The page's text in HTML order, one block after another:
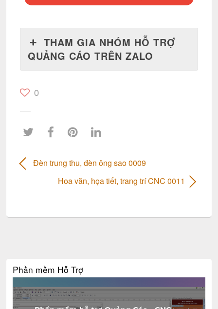
THAM GIA NHÓM HỖ TRỢ
QUẢNG CÁO TRÊN ZALO
0
Đèn trung thu, đèn ông sao 0009
Hoa văn, họa tiết, trang trí CNC 0011
Phần mềm Hỗ Trợ